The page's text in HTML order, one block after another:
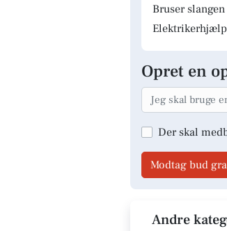
Bruser
Opret en
Der skal
Modtag bud
Andre